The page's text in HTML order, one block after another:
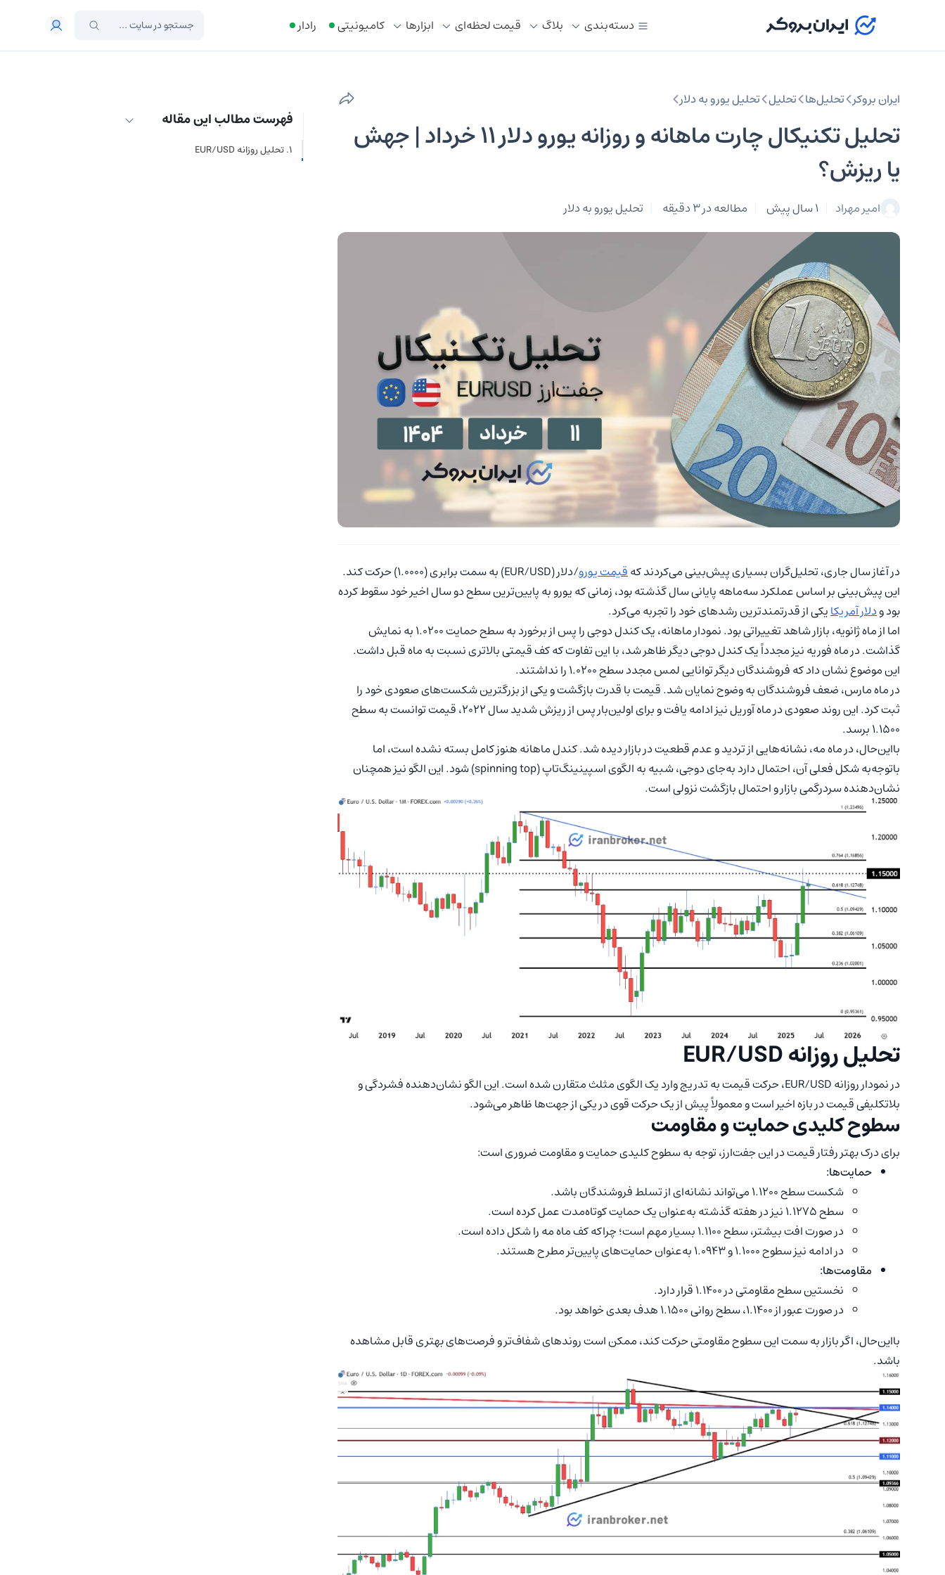
دسته‌بندی بلاگ قیمت لحظه‌ای ابزار‌ها کامیونیتی رادار
ایران بروکر تحلیل‌ها تحلیل‌ تحلیل یورو به دلار
تحلیل تکنیکال چارت ماهانه و روزانه یورو دلار ۱۱ خرداد | جهش
یا ریزش؟
امیر مهراد 1 سال پیش مطالعه در 3 دقیقه تحلیل یورو به دلار
در آغاز سال جاری، تحلیل‌گران بسیاری پیش‌بینی می‌کردند کهقیمت یورو
/دلار (EUR/USD) به سمت برابری (1.0000) حرکت کند.
این پیش‌بینی بر اساس عملکرد سه‌ماهه پایانی سال گذشته بود، زمانی که یورو به پایین‌ترین سطح دو سال اخیر خود سقوط کرده
بود ودلار آمریکایکی از قدرتمندترین رشدهای خود را تجربه می‌کرد.
اما از ماه ژانویه، بازار شاهد تغییراتی بود. نمودار ماهانه، یک کندل دوجی را پس از برخورد به سطح حمایت 1.0200 به نمایش
گذاشت. در ماه فوریه نیز مجدداً یک کندل دوجی دیگر ظاهر شد، با این تفاوت که کف قیمتی بالاتری نسبت به ماه قبل داشت.
این موضوع نشان داد که فروشندگان دیگر توانایی لمس مجدد سطح 1.0200 را نداشتند.
در ماه مارس، ضعف فروشندگان به وضوح نمایان شد. قیمت با قدرت بازگشت و یکی از بزرگترین شکست‌های صعودی خود را
ثبت کرد. این روند صعودی در ماه آوریل نیز ادامه یافت و برای اولین‌بار پس از ریزش شدید سال 2022، قیمت توانست به سطح
1.1500 برسد.
بااین‌حال، در ماه مه، نشانه‌هایی از تردید و عدم قطعیت در بازار دیده شد. کندل ماهانه هنوز کامل بسته نشده است، اما
باتوجه‌به شکل فعلی آن، احتمال دارد به‌جای دوجی، شبیه به الگوی اسپینینگ‌تاپ (spinning top) شود. این الگو نیز همچنان
نشان‌دهنده سردرگمی بازار و احتمال بازگشت نزولی است.
تحلیل روزانه EUR/USD
در نمودار روزانه EUR/USD، حرکت قیمت به تدریج وارد یک الگوی مثلث متقارن شده است. این الگو نشان‌دهنده فشردگی و
بلاتکلیفی قیمت در بازه اخیر است و معمولاً پیش از یک حرکت قوی در یکی از جهت‌ها ظاهر می‌شود.
سطوح کلیدی حمایت و مقاومت
برای درک بهتر رفتار قیمت در این جفت‌ارز، توجه به سطوح کلیدی حمایت و مقاومت ضروری است:
حمایت‌ها:
شکست سطح 1.1200 می‌تواند نشانه‌ای از تسلط فروشندگان باشد.
سطح 1.1275 نیز در هفته گذشته به‌عنوان یک حمایت کوتاه‌مدت عمل کرده است.
در صورت افت بیشتر، سطح 1.1100 بسیار مهم است؛ چراکه کف ماه مه را شکل داده است.
در ادامه نیز سطوح 1.1000 و 1.0943 به‌عنوان حمایت‌های پایین‌تر مطرح هستند.
مقاومت‌ها:
نخستین سطح مقاومتی در 1.1400 قرار دارد.
در صورت عبور از 1.1400، سطح روانی 1.1500 هدف بعدی خواهد بود.
بااین‌حال، اگر بازار به سمت این سطوح مقاومتی حرکت کند، ممکن است روندهای شفاف‌تر و فرصت‌های بهتری قابل مشاهده
باشد.
فهرست مطالب این مقاله
تحلیل روزانه EUR/USD